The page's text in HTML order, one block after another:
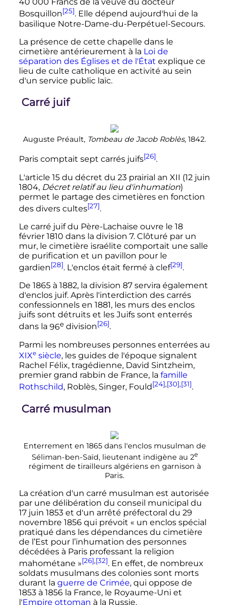
40 000 Francsde la veuve du docteur
Bosquillon[25]. Elle dépend aujourd'hui de la
basilique Notre-Dame-du-Perpétuel-Secours.
La présence de cette chapelle dans le
cimetière antérieurement à la Loi de
séparation des Églises et de l'État explique ce
lieu de culte catholique en activité au sein
d'un service public laïc.
Carré juif
Auguste Préault, Tombeau de Jacob Roblès, 1842.
Paris comptait sept carrés juifs[26].
L'article 15 du décret du 23 prairial an XII (12 juin
1804, Décret relatif au lieu d'inhumation)
permet le partage des cimetières en fonction
des divers cultes[27].
Le carré juif du Père-Lachaise ouvre le 18
février 1810 dans la division 7. Clôturé par un
mur, le cimetière israélite comportait une salle
de purification et un pavillon pour le
gardien[28]. L'enclos était fermé à clef[29].
De 1865 à 1882, la division 87 servira également
d'enclos juif. Après l'interdiction des carrés
confessionnels en 1881, les murs des enclos
juifs sont détruits et les Juifs sont enterrés
dans la 96e division[26].
Parmi les nombreuses personnes enterrées au
XIXesiècle, les guides de l'époque signalent
Rachel Félix, tragédienne, David Sintzheim,
premier grand rabbin de France, la famille
Rothschild, Roblès, Singer, Fould[24],[30],[31].
Carré musulman
Enterrement en 1865 dans l'enclos musulman de
Séliman-ben-Saïd, lieutenant indigène au 2e
régimentde tirailleurs algériens en garnison à
Paris.
La création d'un carré musulman est autorisée
par une délibération du conseil municipal du
17 juin 1853et d'un arrêté préfectoral du 29
novembre 1856qui prévoit « un enclos spécial
pratiqué dans les dépendances du cimetière
de l’Est pour l’inhumation des personnes
décédées à Paris professant la religion
mahométane »[26],[32]. En effet, de nombreux
soldats musulmans des colonies sont morts
durant la guerre de Crimée, qui oppose de
1853 à 1856 la France, le Royaume-Uni et
l'Empire ottoman à la Russie.